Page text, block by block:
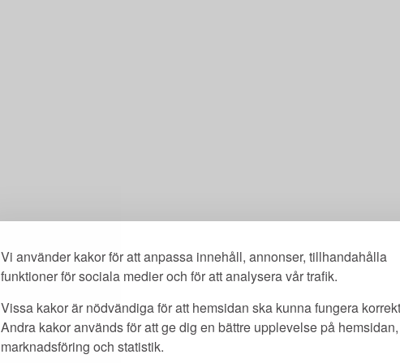
Vi använder kakor för att anpassa innehåll, annonser, tillhandahålla
funktioner för sociala medier och för att analysera vår trafik.
Vissa kakor är nödvändiga för att hemsidan ska kunna fungera
Andra kakor används för att ge dig en bättre upplevelse på
marknadsföring och statistik.